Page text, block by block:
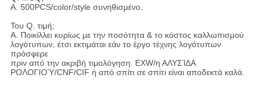
Α. 500PCS/color/style συνηθισμένο.
Του Q. τιμή;
Α. Ποικίλλει κυρίως με την ποσότητα & το κόστος καλλωπισμού
λογότυπων, έτσι εκτιμάται εάν το έργο τέχνης λογότυπων
πρόσφερε
πριν από την ακριβή τιμολόγηση. EXW/η ΑΛΥΣΊΔΑ
ΡΟΛΟΓΙΟΎ/CNF/CIF ή από σπίτι σε σπίτι είναι αποδεκτά καλά.